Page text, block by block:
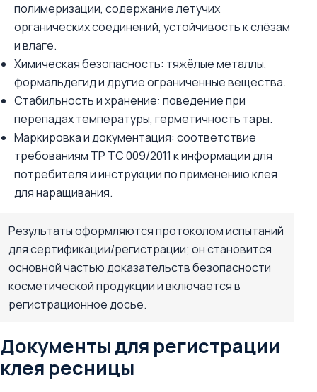
полимеризации, содержание летучих
органических соединений, устойчивость к слёзам
и влаге.
Химическая безопасность: тяжёлые металлы,
формальдегид и другие ограниченные вещества.
Стабильность и хранение: поведение при
перепадах температуры, герметичность тары.
Маркировка и документация: соответствие
требованиям ТР ТС 009/2011 к информации для
потребителя и инструкции по применению клея
для наращивания.
Результаты оформляются протоколом испытаний
для сертификации/регистрации; он становится
основной частью доказательств безопасности
косметической продукции и включается в
регистрационное досье.
Документы для регистрации
клея ресницы